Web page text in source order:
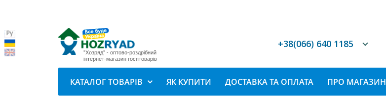
"Хозряд" - оптово-роздрібний
інтернет-магазин госптоварів
+38(066) 640 1185
КАТАЛОГ ТОВАРІВ ЯК КУПИТИ ДОСТАВКА ТА ОПЛАТА ПРО МАГАЗИН